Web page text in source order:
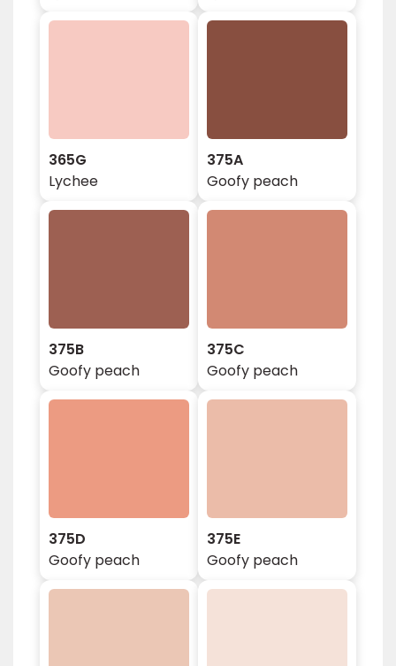
365G
Lychee
375A
Goofy peach
375B
Goofy peach
375C
Goofy peach
375D
Goofy peach
375E
Goofy peach